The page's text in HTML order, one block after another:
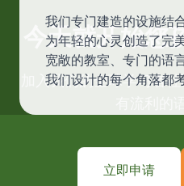
我们专门建造的设施结
为年轻的心灵创造了完
宽敞的教室、专门的语
我们设计的每个角落都
今天就开始您
加入我们的全球学习者
立即申请